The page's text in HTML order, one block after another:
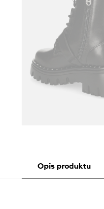
Opis produktu